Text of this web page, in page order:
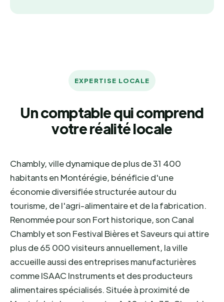
EXPERTISE LOCALE
Un comptable qui comprend
votre réalité locale
Chambly, ville dynamique de plus de 31 400
habitants en Montérégie, bénéficie d'une
économie diversifiée structurée autour du
tourisme, de l'agri-alimentaire et de la fabrication.
Renommée pour son Fort historique, son Canal
Chambly et son Festival Bières et Saveurs qui attire
plus de 65 000 visiteurs annuellement, la ville
accueille aussi des entreprises manufacturières
comme ISAAC Instruments et des producteurs
alimentaires spécialisés. Située à proximité de